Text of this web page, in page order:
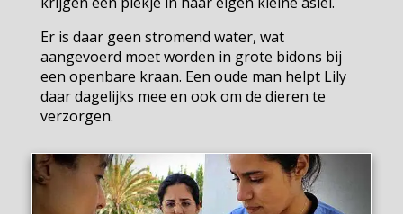
Er is daar geen stromend water, wat
aangevoerd moet worden in grote bidons bij
een openbare kraan. Een oude man helpt Lily
daar dagelijks mee en ook om de dieren te
verzorgen.